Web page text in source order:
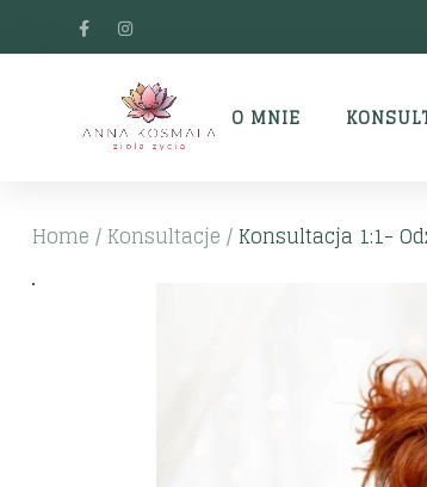
O MNIE
Home / Konsultacje / Konsultacja 1:1-